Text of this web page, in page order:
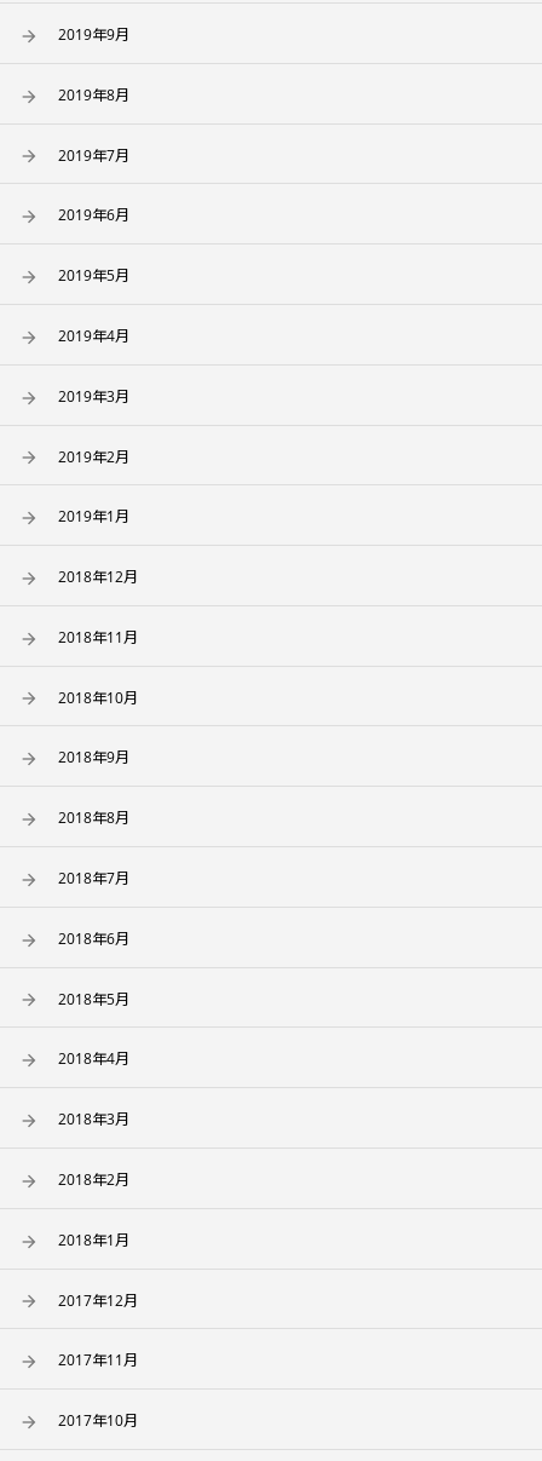
2019年9月
2019年8月
2019年7月
2019年6月
2019年5月
2019年4月
2019年3月
2019年2月
2019年1月
2018年12月
2018年11月
2018年10月
2018年9月
2018年8月
2018年7月
2018年6月
2018年5月
2018年4月
2018年3月
2018年2月
2018年1月
2017年12月
2017年11月
2017年10月